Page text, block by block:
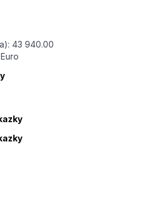
43 940.00